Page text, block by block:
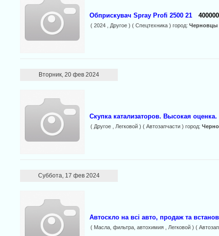
Обприскувач Spray Profi 2500 21
( 2024 , Другое ) ( Спецтехника ) город: Черновцы
Вторник, 20 фев 2024
Скупка катализаторов. Высокая оценка.
( Другое , Легковой ) ( Автозапчасти ) город:
Суббота, 17 фев 2024
Автоскло на всі авто, продаж та
( Масла, фильтра, автохимия , Легковой ) (